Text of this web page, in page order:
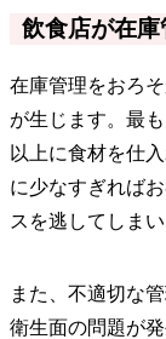
飲食店が在
在庫管理をおろ
が生じます。最
以上に食材を仕
に少なすぎれば
スを逃してしまい
また、不適切な
衛生面の問題が